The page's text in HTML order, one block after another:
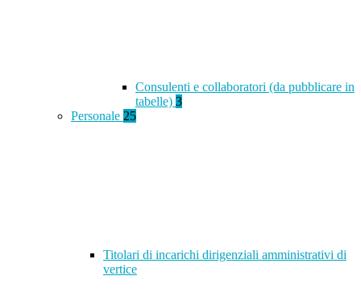
Consulenti e collaboratori (da pubblicare in
tabelle) 3
Personale 25
Titolari di incarichi dirigenziali amministrativi di
vertice